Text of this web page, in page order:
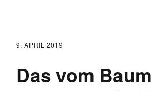
9. APRIL 2019
Das vom Baum